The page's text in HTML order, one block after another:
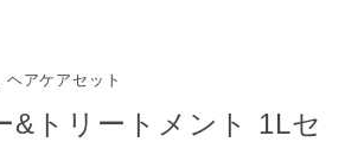
アケアセット
&トリートメント 1Lセ